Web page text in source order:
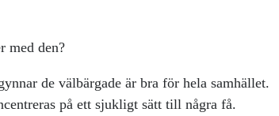
med den?
de välbärgade är bra för hela samhället.
på ett sjukligt sätt till några få.